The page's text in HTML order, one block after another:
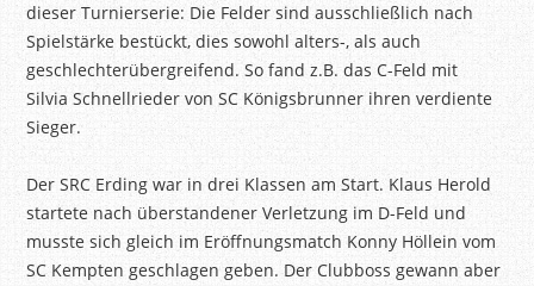
dieser Turnierserie: Die Felder sind ausschließlich nach
Spielstärke bestückt, dies sowohl alters-, als auch
geschlechterübergreifend. So fand z.B. das C-Feld mit
SilviaSchnellriedervon SC Königsbrunner ihren verdiente
Sieger.
Der SRC Erding war in drei Klassen am Start. Klaus Herold
startete nach überstandener Verletzung im D-Feld und
musste sich gleich im Eröffnungsmatch Konny Höllein vom
SC Kempten geschlagen geben. DerClubboss gewann aber